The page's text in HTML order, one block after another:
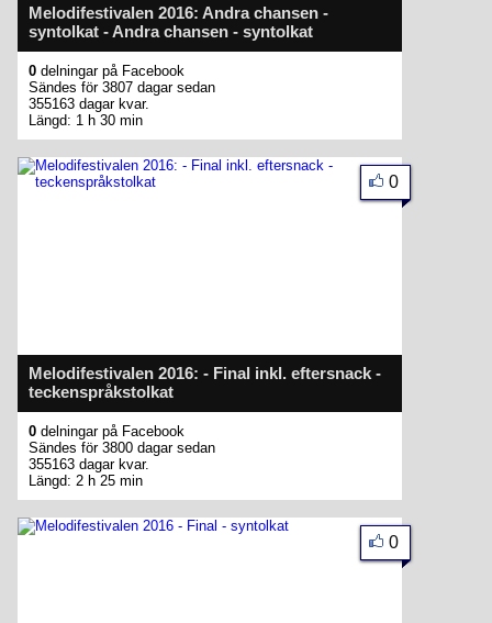
Melodifestivalen 2016: Andra chansen -
syntolkat - Andra chansen - syntolkat
0 delningar på Facebook
Sändes för 3807 dagar sedan
355163 dagar kvar.
Längd: 1 h 30 min
Melodifestivalen 2016: - Final inkl. eftersnack -
teckenspråkstolkat
0
0 delningar på Facebook
Sändes för 3800 dagar sedan
355163 dagar kvar.
Längd: 2 h 25 min
0